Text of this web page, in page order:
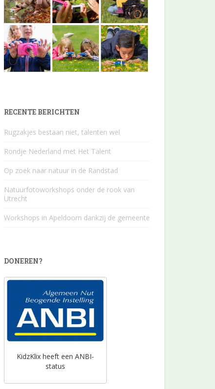
RECENTE BERICHTEN
Rugzakjes bestaan niet, talenten wel
Rondje Nederland met Het Talent
Op zoek naar natuur in de Randstad
Natuurfotoworkshops onder de rook van
Utrecht
Workshops in Apeldoorn dankzij de gemeente
DONEREN?
KidzKlix heeft een ANBI-
status